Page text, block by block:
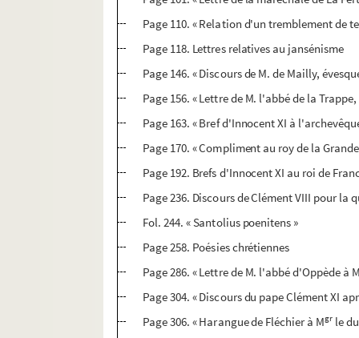
Page 110. « Relation d'un tremblement de
Page 118. Lettres relatives au jansénisme
Page 146. « Discours de M. de Mailly,
Page 156. « Lettre de M. l'abbé de la
Page 163. « Bref d'Innocent XI à
Page 170. « Compliment au roy de la
Page 192. Brefs d'Innocent XI au roi de
Page 236. Discours de Clément VIII pour la
Fol. 244. « Santolius poenitens »
Page 258. Poésies chrétiennes
Page 286. « Lettre de M. l'abbé d'Oppède
Page 304. « Discours du pape Clément XI
Page 306. « Harangue de Fléchier à Mgr le